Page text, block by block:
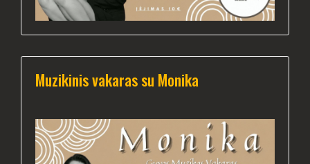
Muzikinis vakaras su Monika